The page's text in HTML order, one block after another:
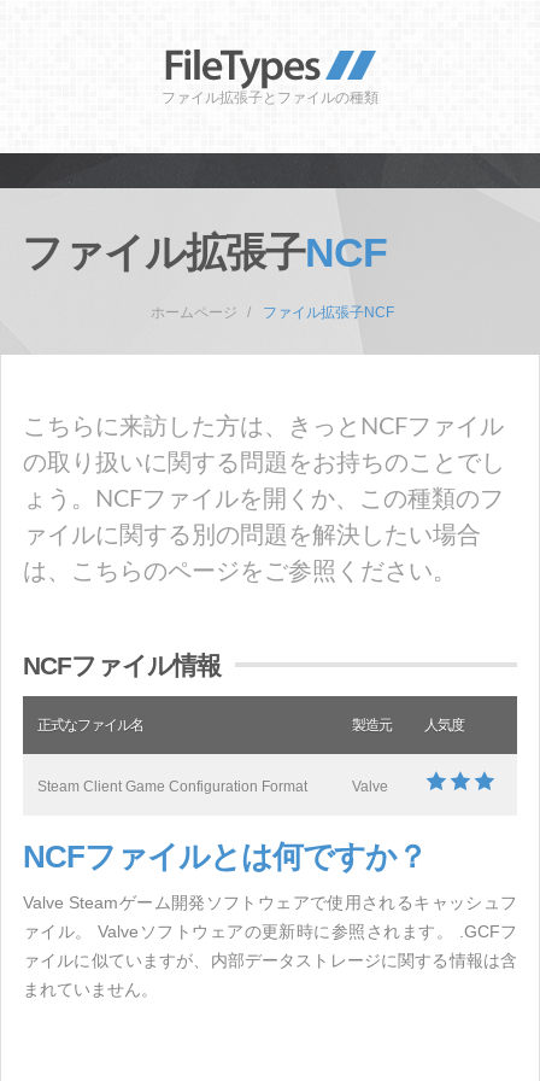
ファイル拡張子とファイルの種類
ファイル拡張子NCF
ホームページ ファイル拡張子NCF
こちらに来訪した方は、きっとNCFファイル
の取り扱いに関する問題をお持ちのことでし
ょう。NCFファイルを開くか、この種類のフ
ァイルに関する別の問題を解決したい場合
は、こちらのページをご参照ください。
NCFファイル情報
正式なファイル名 製造元 人気度
Steam Client Game Configuration Format Valve
NCFファイルとは何ですか？
Valve Steamゲーム開発ソフトウェアで使用されるキャッシュフ
ァイル。 Valveソフトウェアの更新時に参照されます。 .GCFフ
ァイルに似ていますが、内部データストレージに関する情報は含
まれていません。